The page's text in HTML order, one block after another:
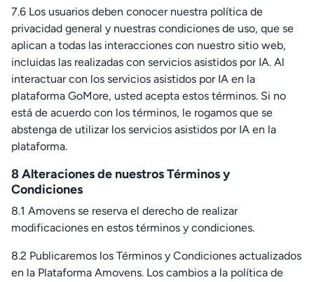
7.6 Los usuarios deben conocer nuestra política de
privacidad general y nuestras condiciones de uso, que se
aplican a todas las interacciones con nuestro sitio web,
incluidas las realizadas con servicios asistidos por IA. Al
interactuar con los servicios asistidos por IA en la
plataforma GoMore, usted acepta estos términos. Si no
está de acuerdo con los términos, le rogamos que se
abstenga de utilizar los servicios asistidos por IA en la
plataforma.
8 Alteraciones de nuestros Términos y
Condiciones
8.1 Amovens se reserva el derecho de realizar
modificaciones en estos términos y condiciones.
8.2 Publicaremos los Términos y Condiciones actualizados
en la Plataforma Amovens. Los cambios a la política de